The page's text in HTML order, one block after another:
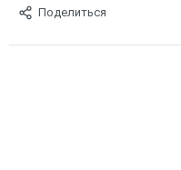
Поделиться